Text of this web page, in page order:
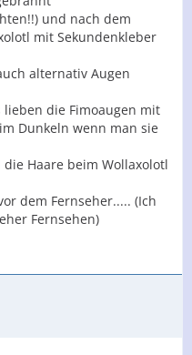
und nach dem
mit Sekundenkleber
alternativ Augen
die Fimoaugen mit
Dunkeln wenn man sie
Haare beim Wollaxolotl
dem Fernseher..... (Ich
Fernsehen)